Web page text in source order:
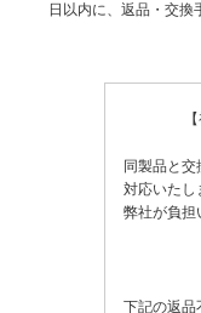
日以内に、返品・交換
同製品と
対応いたし
弊社が負担
下記の返品